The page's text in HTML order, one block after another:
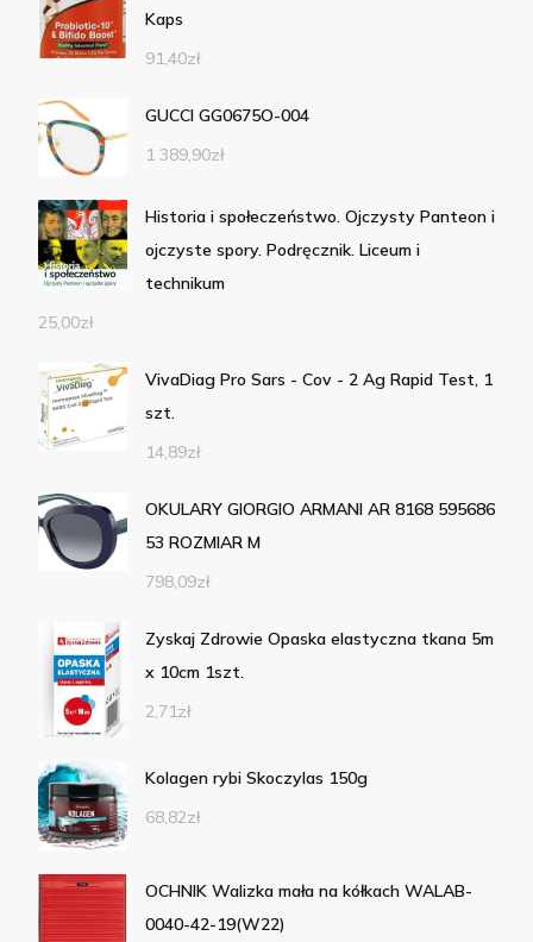
Kaps
91,40zł
GUCCI GG0675O-004
1 389,90zł
Historia i społeczeństwo. Ojczysty Panteon i
ojczyste spory. Podręcznik. Liceum i
technikum
25,00zł
VivaDiag Pro Sars - Cov - 2 Ag Rapid Test, 1
szt.
14,89zł
OKULARY GIORGIO ARMANI AR 8168 595686
53 ROZMIAR M
798,09zł
Zyskaj Zdrowie Opaska elastyczna tkana 5m
x 10cm 1szt.
2,71zł
Kolagen rybi Skoczylas 150g
68,82zł
OCHNIK Walizka mała na kółkach WALAB-
0040-42-19(W22)